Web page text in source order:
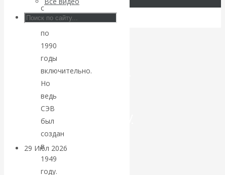
Искусственный
интеллект —
революционный
переход к
посткапитализму
29 Июл 2026
финансовая олигархия
с
1964
по
1990
годы
включительно.
Но
ведь
СЭВ
был
создан
в
1949
году.